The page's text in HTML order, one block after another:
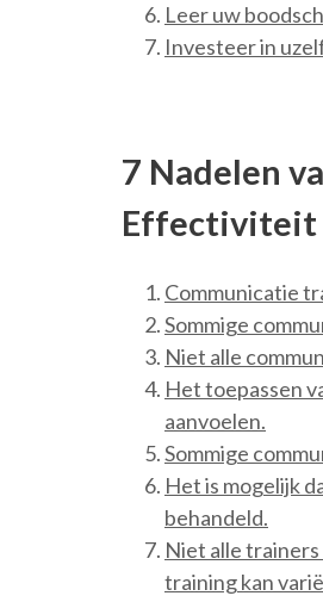
Leer uw
Investeer in
7 Nadelen
Effectiviteit
Communicatie
Sommige
Niet alle
Het toepassen
aanvoelen.
Sommige
Het is mogelijk
behandeld.
Niet alle
training kan